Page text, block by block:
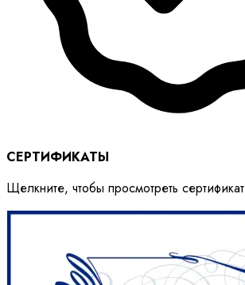
СЕРТИФИКАТЫ
Щелкните, чтобы просмотреть сертификат